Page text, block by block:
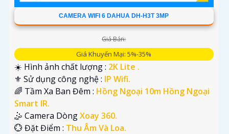
CAMERA WIFI 6 DAHUA DH-H3T 3MP
Giá Bán:
Giá Khuyến Mại: 5%-35%
☀️ Hình ảnh chất lượng : 2K Lite .
⚜️ Sử dụng công nghệ : IP Wifi.
🌈 Tầm Xa Ban Đêm : Hồng Ngoại 10m Hồng Ngoại
Smart IR.
🤹 Camera DòngXoay 360.
️💮 Đặt Điểm : Thu Âm Và Loa.